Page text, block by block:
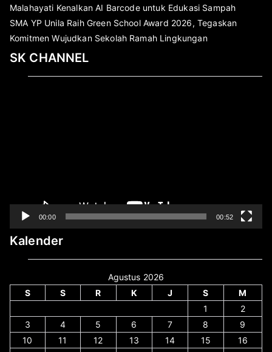
Malahayati Kenalkan AI Barcode untuk Edukasi Sampah
SMA YP Unila Raih Green School Award 2026, Tegaskan
Komitmen Wujudkan Sekolah Ramah Lingkungan
SK CHANNEL
00:00 00:52
Kalender
Agustus 2026
S
S R K J S
M
1
2
3
4 5 6 7 8
9
10
11 12 13 14 15
16